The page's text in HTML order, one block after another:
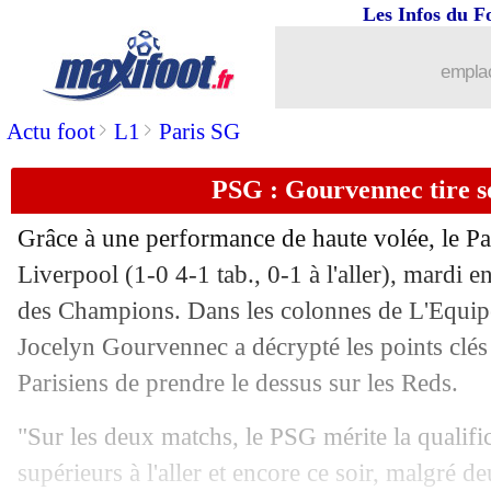
Actu foot> L1 > Paris SG
Les Infos du
PSG : Gourvennec tire
Grâce à une performance de haute volée, le
Liverpool (1-0 4-1 tab., 0-1 à l'aller), mardi
des Champions. Dans les colonnes de
Jocelyn Gourvennec a décrypté les points
Parisiens de prendre le dessus sur les Reds.
"Sur les deux matchs, le PSG mérite la
supérieurs à l'aller et encore ce soir, malgré
Inter: le Bayern, le ressenti d'Inzaghi
12/03 Atletico: Angel Correa prend cinq
12/03 Ballon d'Or: le favori pour Thierry
12/03 Liverpool: Van Dijk toujours flou sur
12/03 Lille : France ou Maroc, Bouaddi n'a
12/03 Juve: Pioli également dans les petits
Milan: Allegri de retour sur le banc ?